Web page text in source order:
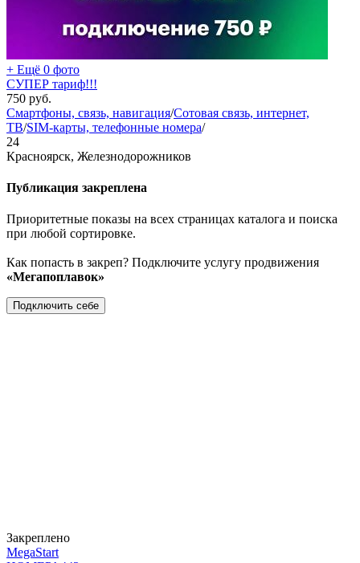
+ Ещё 0 фото
СУПЕР тариф!!!
750 руб.
Смартфоны, связь, навигация/Сотовая связь, интернет,
ТВ/SIM-карты, телефонные номера/
24
Красноярск, Железнодорожников
Публикация закреплена
Приоритетные показы на всех страницах каталога и поиска
при любой сортировке.
Как попасть в закреп? Подключите услугу продвижения
«Мегапоплавок»
Подключить себе
Закреплено
MegaStart